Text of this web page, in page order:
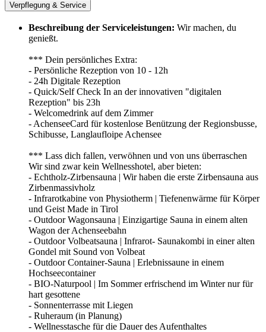
Verpflegung & Service
Beschreibung der Serviceleistungen: Wir machen, du
genießt.
*** Dein persönliches Extra:
- Persönliche Rezeption von 10 - 12h
- 24h Digitale Rezeption
- Quick/Self Check In an der innovativen "digitalen
Rezeption" bis 23h
- Welcomedrink auf dem Zimmer
- AchenseeCard für kostenlose Benützung der Regionsbusse,
Schibusse, Langlaufloipe Achensee
*** Lass dich fallen, verwöhnen und von uns überraschen
Wir sind zwar kein Wellnesshotel, aber bieten:
- Echtholz-Zirbensauna | Wir haben die erste Zirbensauna aus
Zirbenmassivholz
- Infrarotkabine von Physiotherm | Tiefenenwärme für Körper
und Geist Made in Tirol
- Outdoor Wagonsauna | Einzigartige Sauna in einem alten
Wagon der Achenseebahn
- Outdoor Volbeatsauna | Infrarot- Saunakombi in einer alten
Gondel mit Sound von Volbeat
- Outdoor Container-Sauna | Erlebnissaune in einem
Hochseecontainer
- BIO-Naturpool | Im Sommer erfrischend im Winter nur für
hart gesottene
- Sonnenterrasse mit Liegen
- Ruheraum (in Planung)
- Wellnesstasche für die Dauer des Aufenthaltes